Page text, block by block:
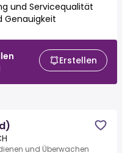
und Servicequalität
Genauigkeit
Erstellen
und Überwachen